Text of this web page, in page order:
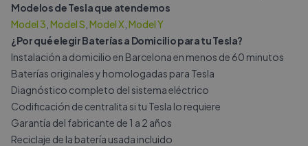
Modelos de Tesla que atendemos
Model 3 Model S Model X Model Y
¿Por qué elegir Baterías a Domicilio para tu Tesla?
Instalación a domicilio en Barcelona en menos de 60 minutos
Baterías originales y homologadas para Tesla
Diagnóstico completo del sistema eléctrico
Codificación de centralita si tu Tesla lo requiere
Garantía del fabricante de 1 a 2 años
Reciclaje de la batería usada incluido